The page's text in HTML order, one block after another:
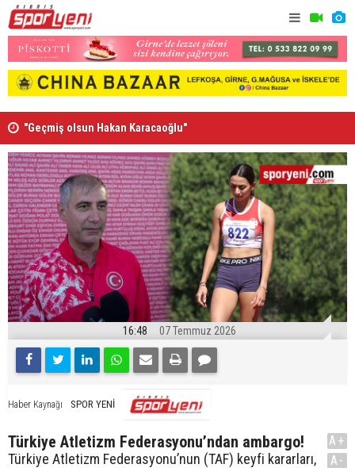
"Geçmiş olsun Hakan Karacaoğlu"
16:48 07 Temmuz 2026
Haber Kaynağı SPOR YENİ
Türkiye Atletizm Federasyonu’ndan ambargo!
Türkiye Atletizm Federasyonu’nun (TAF) keyfi kararları,
A+
A-